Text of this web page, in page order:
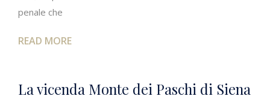
penale che
READ MORE
La vicenda Monte dei Paschi di Siena